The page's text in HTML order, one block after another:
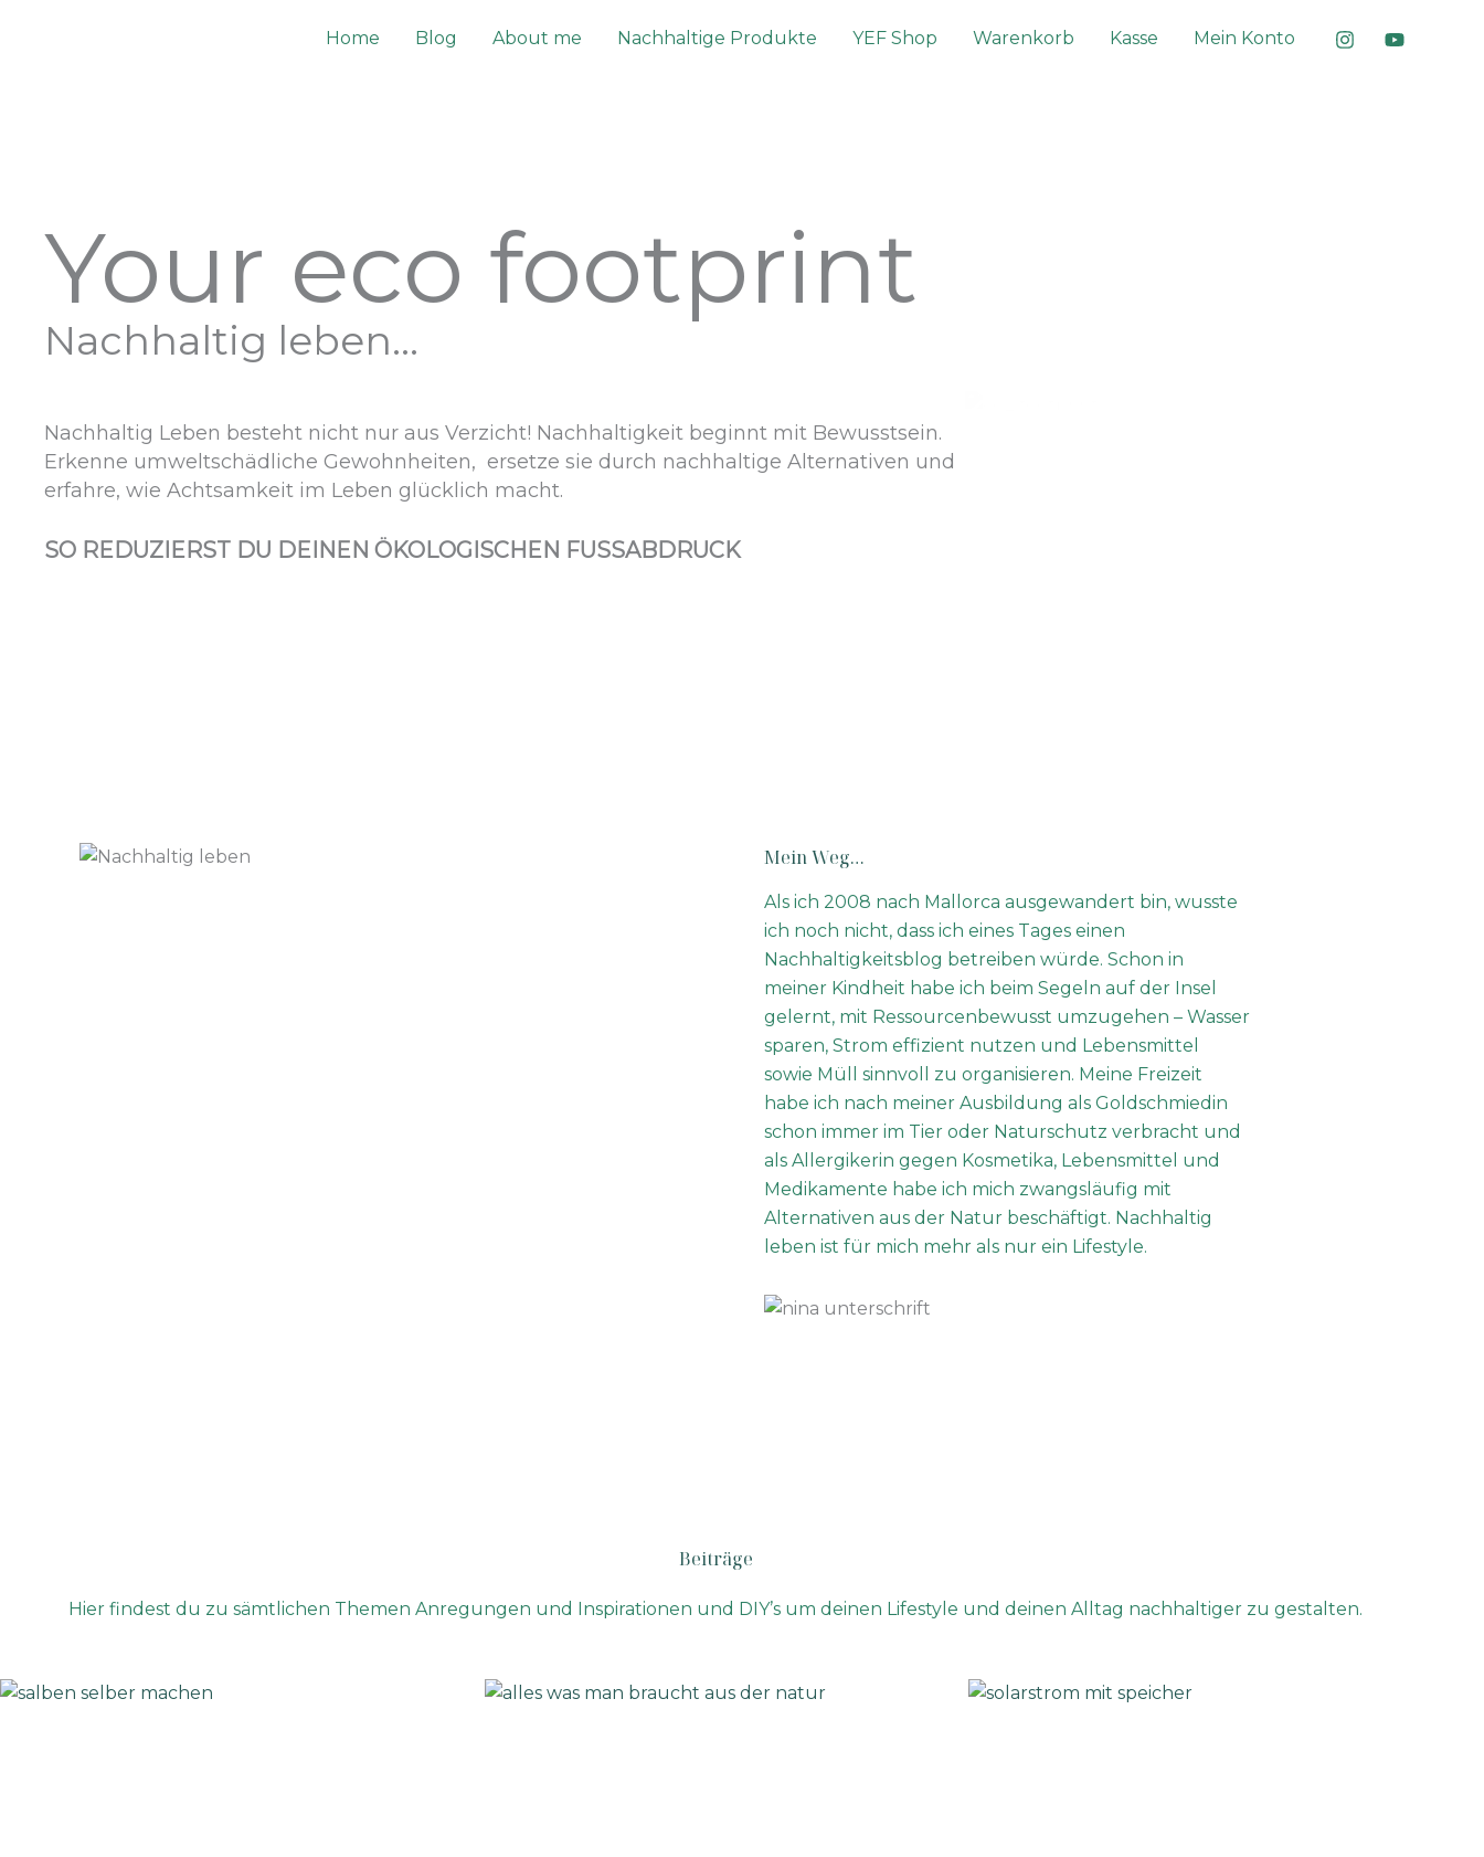
Home Blog About me Nachhaltige Produkte YEF Shop Warenkorb Kasse Mein Konto
Your eco footprint
Nachhaltig leben…
Nachhaltig Leben besteht nicht nur aus Verzicht! Nachhaltigkeit beginnt mit Bewusstsein.
Erkenne umweltschädliche Gewohnheiten, ersetze sie durch nachhaltige Alternativen und
erfahre, wie Achtsamkeit im Leben glücklich macht.
SO REDUZIERST DU DEINEN ÖKOLOGISCHEN FUSSABDRUCK
Mein Weg…
Als ich 2008 nach Mallorca ausgewandert bin, wusste
ich noch nicht, dass ich eines Tages einen
Nachhaltigkeitsblog betreiben würde. Schon in
meiner Kindheit habe ich beim Segeln auf der Insel
gelernt, mit Ressourcenbewusst umzugehen – Wasser
sparen, Strom effizient nutzen und Lebensmittel
sowie Müll sinnvoll zu organisieren. Meine Freizeit
habe ich nach meiner Ausbildung als Goldschmiedin
schon immer im Tier oder Naturschutz verbracht und
als Allergikerin gegen Kosmetika, Lebensmittel und
Medikamente habe ich mich zwangsläufig mit
Alternativen aus der Natur beschäftigt. Nachhaltig
leben ist für mich mehr als nur ein Lifestyle.
Beiträge
Hier findest du zu sämtlichen Themen Anregungen und Inspirationen und DIY’s um deinen Lifestyle und deinen Alltag nachhaltiger zu gestalten.